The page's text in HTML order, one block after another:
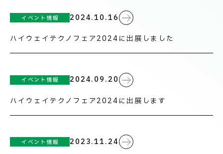
PRODUCT INFORMATION
製品情報
INFORMATION
お知らせ
採用情報
CSR
お知らせ
インフォメーション
イベント情報 2024.10.16
ハイウェイテクノフェア2024に出展しました
イベント情報 2024.09.20
ハイウェイテクノフェア2024に出展します
イベント情報 2023.11.24